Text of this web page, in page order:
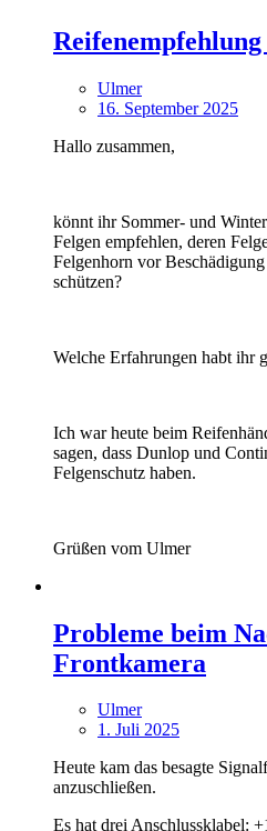
Ulmer
16. September 2025
Hallo zusammen,
könnt ihr Sommer- und
Felgen empfehlen, deren
Felgenhorn vor
schützen?
Welche Erfahrungen habt ihr
Ich war heute beim
sagen, dass Dunlop und
Felgenschutz haben.
Grüßen vom Ulmer
Probleme beim
Frontkamera
Ulmer
1. Juli 2025
Heute kam das besagte
anzuschließen.
Es hat drei Anschlussklabel: